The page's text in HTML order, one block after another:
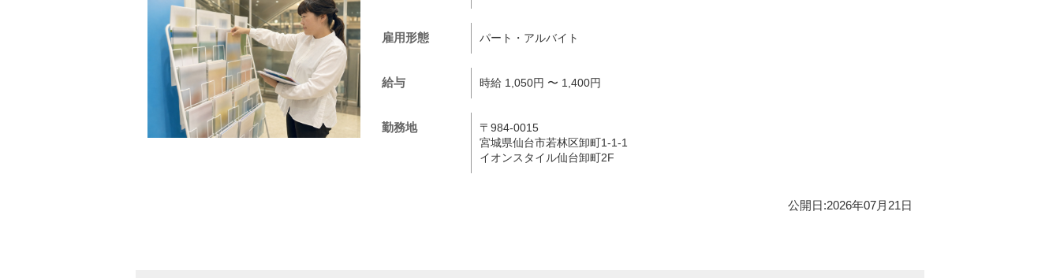
雇用形態 パート・アルバイト
給与 時給 1,050円 〜 1,400円
勤務地
〒984-0015
宮城県仙台市若林区卸町1-1-1
イオンスタイル仙台卸町2F
公開日:2026年07月21日